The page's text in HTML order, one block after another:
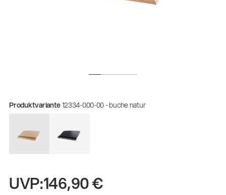
Produktvariante12334-000-00 - buche natur
UVP:146,90 €